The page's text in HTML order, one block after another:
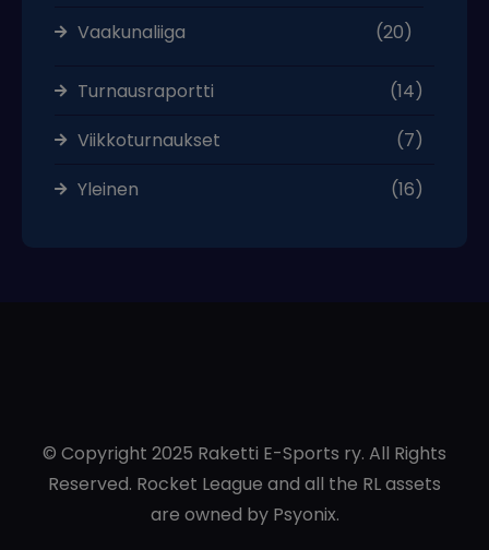
Vaakunaliiga
(20)
Turnausraportti
(14)
Viikkoturnaukset
(7)
Yleinen
(16)
© Copyright 2025 Raketti E-Sports ry. All Rights
Reserved. Rocket League and all the RL assets
are owned by Psyonix.